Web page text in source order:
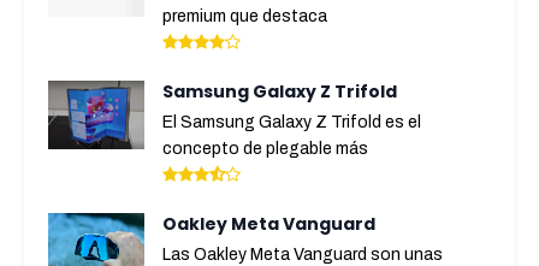
premium que destaca
Samsung Galaxy Z Trifold
El Samsung Galaxy Z Trifold es el
concepto de plegable más
Oakley Meta Vanguard
Las Oakley Meta Vanguard son unas